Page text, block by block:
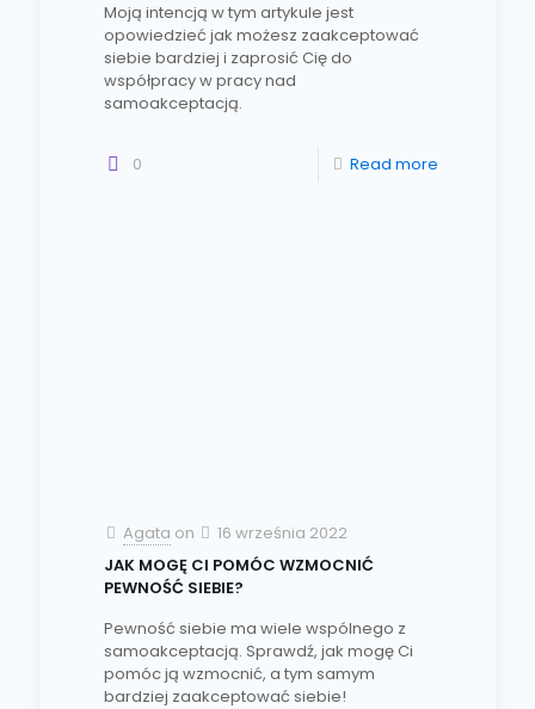
Moją intencją w tym artykule jest
opowiedzieć jak możesz zaakceptować
siebie bardziej i zaprosić Cię do
współpracy w pracy nad
samoakceptacją.
0 Read more
Agata on
16 września 2022
JAK MOGĘ CI POMÓC WZMOCNIĆ
PEWNOŚĆ SIEBIE?
Pewność siebie ma wiele wspólnego z
samoakceptacją. Sprawdź, jak mogę Ci
pomóc ją wzmocnić, a tym samym
bardziej zaakceptować siebie!